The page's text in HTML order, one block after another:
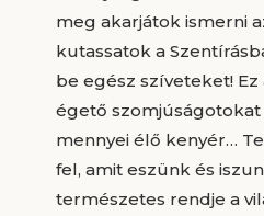
meg akarjátok ismerni
kutassatok a
be egész szíveteket! Ez
égető szomjúságotokat
mennyei élő kenyér…
fel, amit eszünk és
természetes rendje a